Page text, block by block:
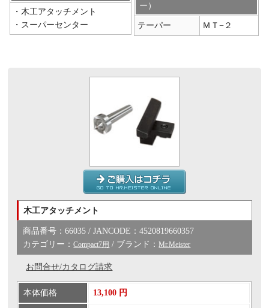
・木工アタッチメント
・スーパーセンター
ー）
テーパー ＭＴ−２
木工アタッチメント
商品番号：66035 / JANCODE：4520819660357
カテゴリー：Compact7用 / ブランド：Mr.Meister
お問合せ/カタログ請求
本体価格 13,100 円